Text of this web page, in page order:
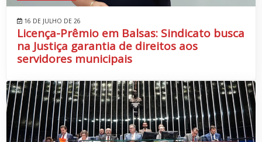
16 DE JULHO DE 26
Licença-Prêmio em Balsas: Sindicato busca
na Justiça garantia de direitos aos
servidores municipais